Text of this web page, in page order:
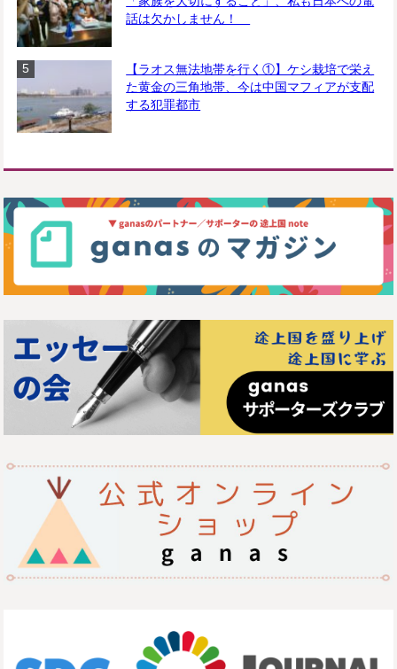
話は欠かしません！
【ラオス無法地帯を行く①】ケシ栽培で栄え
た黄金の三角地帯、今は中国マフィアが支配
する犯罪都市